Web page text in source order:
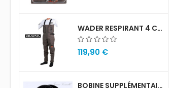
WADER RESPIRANT 4 COUCHES DAIWA
119,90 €
BOBINE SUPPLÉMENTAIRE VIVARELLI